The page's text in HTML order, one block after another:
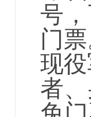
号
门票
现
者